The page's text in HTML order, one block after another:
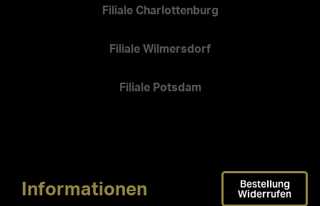
Filiale Charlottenburg
Filiale Wilmersdorf
Filiale Potsdam
Informationen Bestellung
Widerrufen